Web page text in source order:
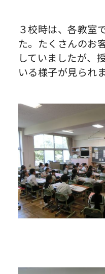
３校時は、各教室
た。たくさんのお
していましたが、
いる様子が見られ